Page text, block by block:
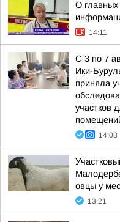
О главных
14:11
С 3 по 7
Ики-
приняла
участков
14:08
овцы у
13:21